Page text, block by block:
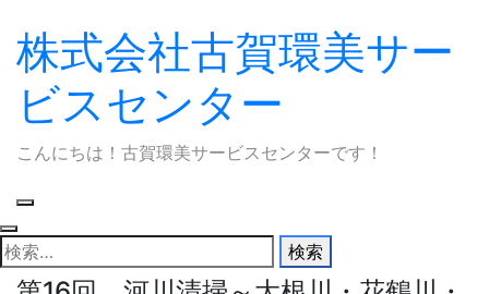
Skip
content
株式会社古賀環美サー
ビスセンター
こんにちは！古賀環美サービスセンターです！
検
索: